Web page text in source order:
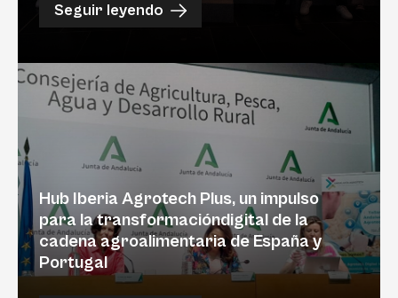
Seguir leyendo
Hub Iberia Agrotech Plus, un impulso
para la transformacióndigital de la
cadena agroalimentaria de España y
Portugal